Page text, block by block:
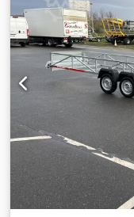
med dragstång ca.
båda sidor - Bredd
Luftgummidäck 460